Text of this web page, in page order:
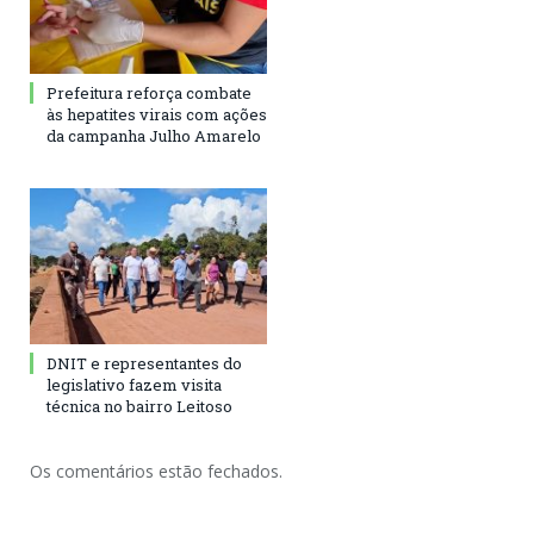
Prefeitura reforça combate
às hepatites virais com ações
da campanha Julho Amarelo
DNIT e representantes do
legislativo fazem visita
técnica no bairro Leitoso
Os comentários estão fechados.